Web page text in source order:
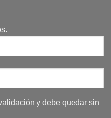
y debe quedar sin